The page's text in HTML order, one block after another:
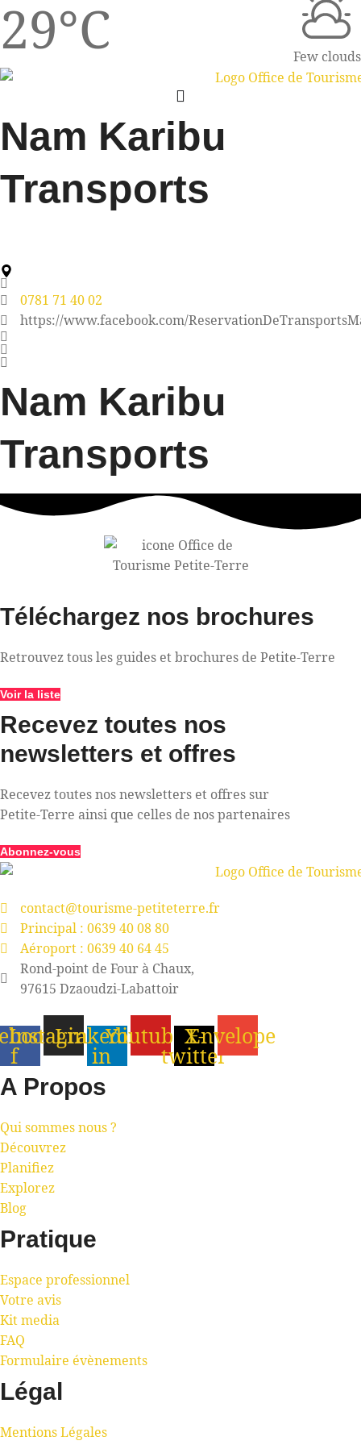
29°C Few clouds
Nam Karibu
Transports
0781 71 40 02
https://www.facebook.com/
Nam Karibu
Transports
Téléchargez nos brochures
Retrouvez tous les guides et brochures de Petite-Terre
Voir la liste
Recevez toutes nos
newsletters et offres
Recevez toutes nos newsletters et offres sur
Petite-Terre ainsi que celles de nos partenaires
Abonnez-vous
contact@tourisme-petiteterre.fr
Principal : 0639 40 08 80
Aéroport : 0639 40 64 45
Rond-point de Four à Chaux,
97615 Dzaoudzi-Labattoir
f
Instagram
Linkedin-
in
YoutubeX-
twitter
Envelope
A Propos
Qui sommes nous ?
Découvrez
Planifiez
Explorez
Blog
Pratique
Espace professionnel
Votre avis
Kit media
FAQ
Formulaire évènements
Légal
Mentions Légales